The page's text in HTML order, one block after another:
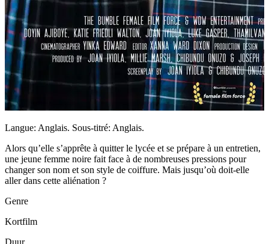
Langue: Anglais. Sous-titré: Anglais.
Alors qu’elle s’apprête à quitter le lycée et se prépare à un entretien,
une jeune femme noire fait face à de nombreuses pressions pour
changer son nom et son style de coiffure. Mais jusqu’où doit-elle
aller dans cette aliénation ?
Genre
Kortfilm